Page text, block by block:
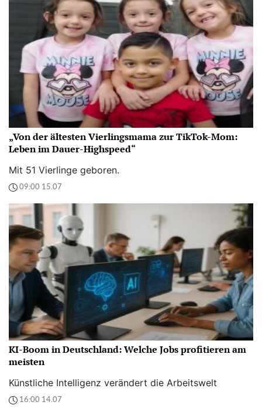
„Von der ältesten Vierlingsmama zur TikTok-Mom:
Leben im Dauer-Highspeed“
Mit 51 Vierlinge geboren.
09:00 15.07
KI-Boom in Deutschland: Welche Jobs profitieren am
meisten
Künstliche Intelligenz verändert die Arbeitswelt
16:00 14.07